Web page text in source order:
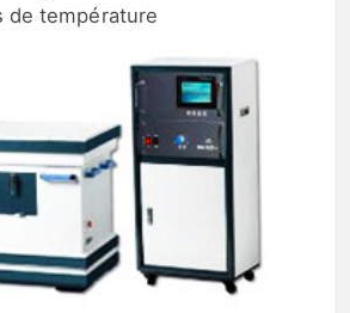
de température